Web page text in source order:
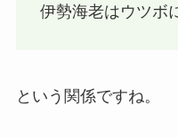
伊勢海老はウツボ
という関係ですね。